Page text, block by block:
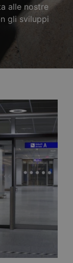
alle nostre
gli sviluppi